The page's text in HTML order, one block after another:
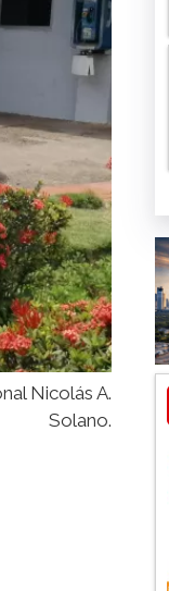
Nicolás A.
Solano.